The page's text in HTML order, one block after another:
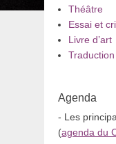
Théâtre
Essai et
Livre d’art
Traduction
Agenda
- Les
(agenda du